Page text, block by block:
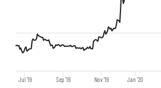
Jul '19 Sep '19 Nov '19 Jan '20